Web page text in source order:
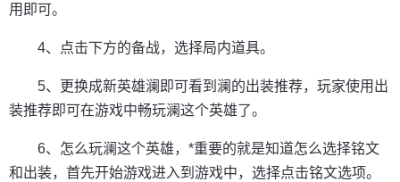
用即可。
4、点击下方的备战，选择局内道具。
5、更换成新英雄澜即可看到澜的出装推荐，玩家使用出
装推荐即可在游戏中畅玩澜这个英雄了。
6、怎么玩澜这个英雄，*重要的就是知道怎么选择铭文
和出装，首先开始游戏进入到游戏中，选择点击铭文选项。